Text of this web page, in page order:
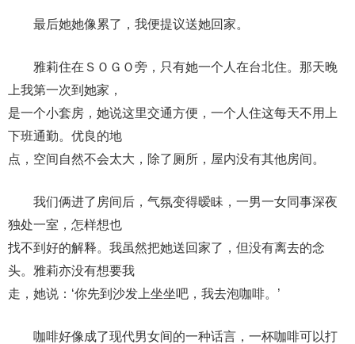
最后她她像累了，我便提议送她回家。
雅莉住在ＳＯＧＯ旁，只有她一个人在台北住。那天晚
上我第一次到她家，
是一个小套房，她说这里交通方便，一个人住这每天不用上
下班通勤。优良的地
点，空间自然不会太大，除了厕所，屋内没有其他房间。
我们俩进了房间后，气氛变得暧眛，一男一女同事深夜
独处一室，怎样想也
找不到好的解释。我虽然把她送回家了，但没有离去的念
头。雅莉亦没有想要我
走，她说：‘你先到沙发上坐坐吧，我去泡咖啡。’
咖啡好像成了现代男女间的一种话言，一杯咖啡可以打